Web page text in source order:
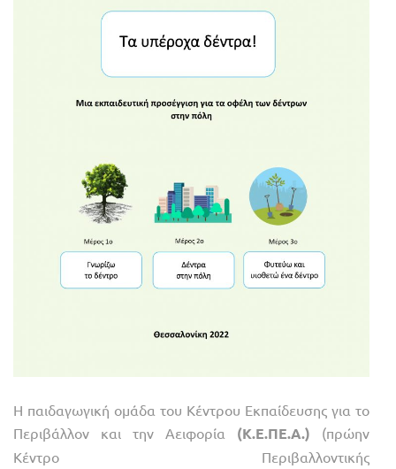
Η παιδαγωγική ομάδα του Κέντρου Εκπαίδευσης για το
Περιβάλλον και την Αειφορία (Κ.Ε.ΠΕ.Α.) (πρώην
Κέντρο Περιβαλλοντικής